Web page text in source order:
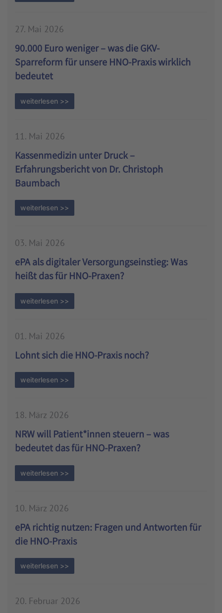
27. Mai 2026
90.000 Euro weniger – was die GKV-
Sparreform für unsere HNO-Praxis wirklich
bedeutet
weiterlesen >>
11. Mai 2026
Kassenmedizin unter Druck –
Erfahrungsbericht von Dr. Christoph
Baumbach
weiterlesen >>
03. Mai 2026
ePA als digitaler Versorgungseinstieg: Was
heißt das für HNO-Praxen?
weiterlesen >>
01. Mai 2026
Lohnt sich die HNO-Praxis noch?
weiterlesen >>
18. März 2026
NRW will Patient*innen steuern – was
bedeutet das für HNO-Praxen?
weiterlesen >>
10. März 2026
ePA richtig nutzen: Fragen und Antworten für
die HNO-Praxis
weiterlesen >>
20. Februar 2026